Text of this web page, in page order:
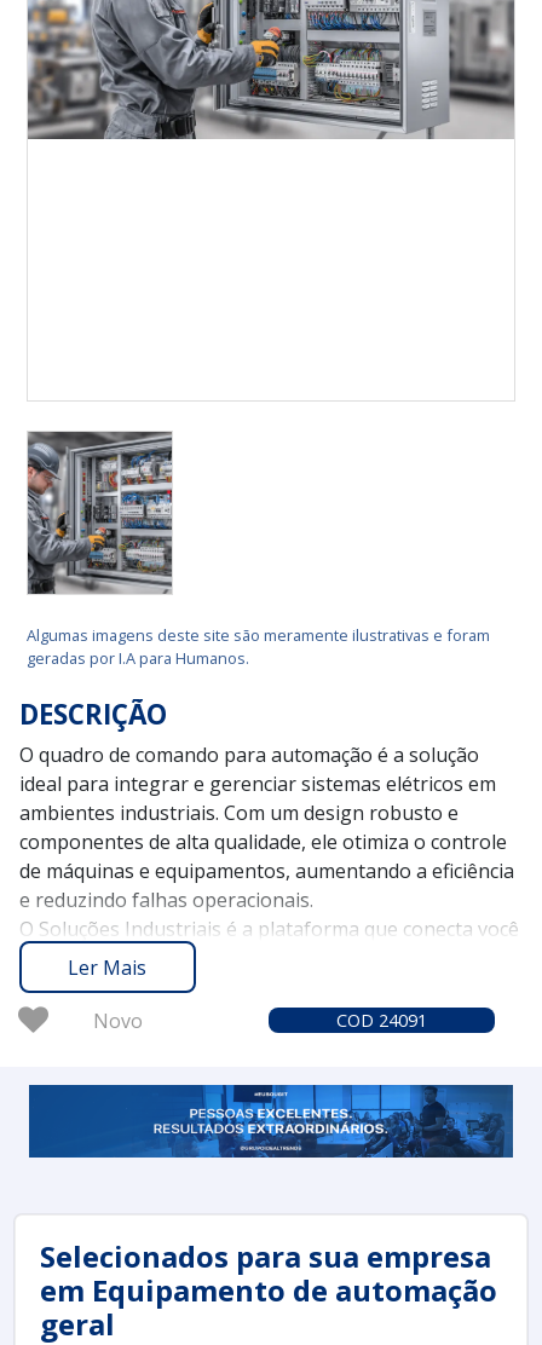
Algumas imagens deste site são meramente ilustrativas e foram
geradas por I.A para Humanos.
DESCRIÇÃO
O quadro de comando para automação é a solução
ideal para integrar e gerenciar sistemas elétricos em
ambientes industriais. Com um design robusto e
componentes de alta qualidade, ele otimiza o controle
de máquinas e equipamentos, aumentando a eficiência
e reduzindo falhas operacionais.
O Soluções Industriais é a plataforma que conecta você
aos melhores fornecedores de quadros de comando
para automação. Desde 2012, temos a confiança de
mais de 1,6 milhão de compradores, comprovando a
Solicite um orçamento no Soluções Industriais e veja
como um quadro de comando pode melhorar a
performance e a segurança dos seus processos
Ler Mais
Novo
COD 24091
Selecionados para sua empresa
em Equipamento de automação
geral